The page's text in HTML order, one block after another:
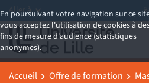
En poursuivant votre navigation sur ce
vous acceptez l'utilisation de cookies à
fins de mesure d'audience (statistiques
anonymes).
Aller à
Accueil Offre de formation